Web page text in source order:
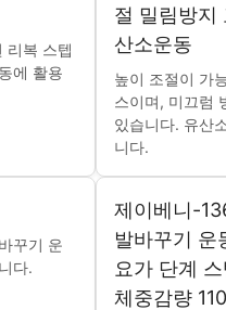
리복 스텝
에 활용
절 밀림방지
산소운동
높이 조절이 가
스이며, 미끄럼
있습니다. 유산
니다.
꾸기 운
다.
제이베니-
발바꾸기 운
요가 단계
체중감량